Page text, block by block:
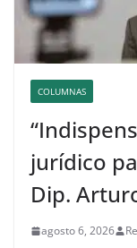
COLUMNAS
jurídico
Dip.
agosto 6, 2026